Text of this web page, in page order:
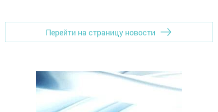
Перейти на страницу новости